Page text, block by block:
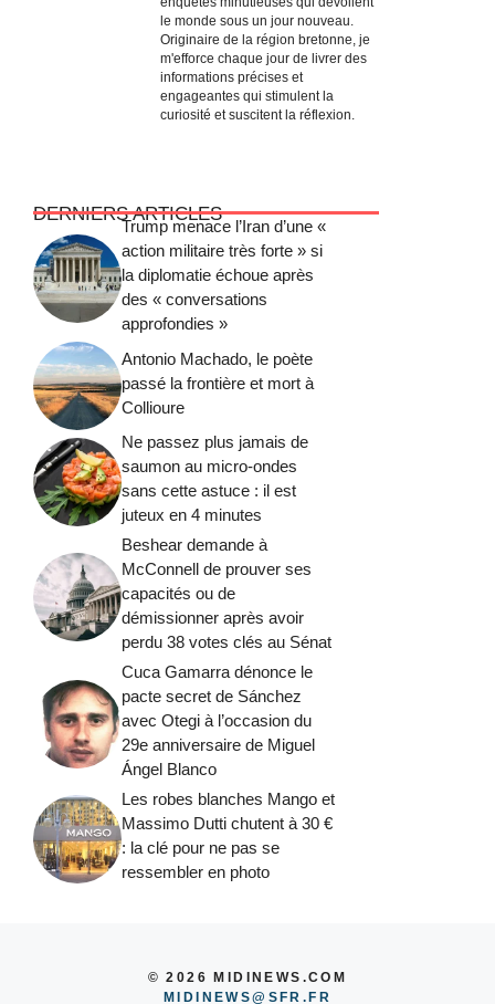
le monde sous un jour nouveau.
Originaire de la région bretonne, je
m'efforce chaque jour de livrer des
informations précises et
engageantes qui stimulent la
curiosité et suscitent la réflexion.
DERNIERS ARTICLES
Trump menace l’Iran d’une «
action militaire très forte » si
la diplomatie échoue après
des « conversations
approfondies »
Antonio Machado, le poète
passé la frontière et mort à
Collioure
Ne passez plus jamais de
saumon au micro-ondes
sans cette astuce : il est
juteux en 4 minutes
Beshear demande à
McConnell de prouver ses
capacités ou de
démissionner après avoir
perdu 38 votes clés au Sénat
Cuca Gamarra dénonce le
pacte secret de Sánchez
avec Otegi à l’occasion du
29e anniversaire de Miguel
Ángel Blanco
Les robes blanches Mango et
Massimo Dutti chutent à 30 €
: la clé pour ne pas se
ressembler en photo
© 2026 MIDINEWS.COM
MIDINEWS@SFR.FR